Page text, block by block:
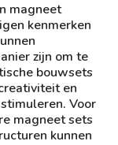
magneet
kenmerken
zijn om te
bouwsets
en
Voor
magneet sets
kunnen